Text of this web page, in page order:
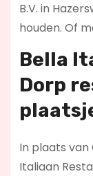
B.V. in
houden. Of
Bella
Dorp
In plaats van
Italiaan